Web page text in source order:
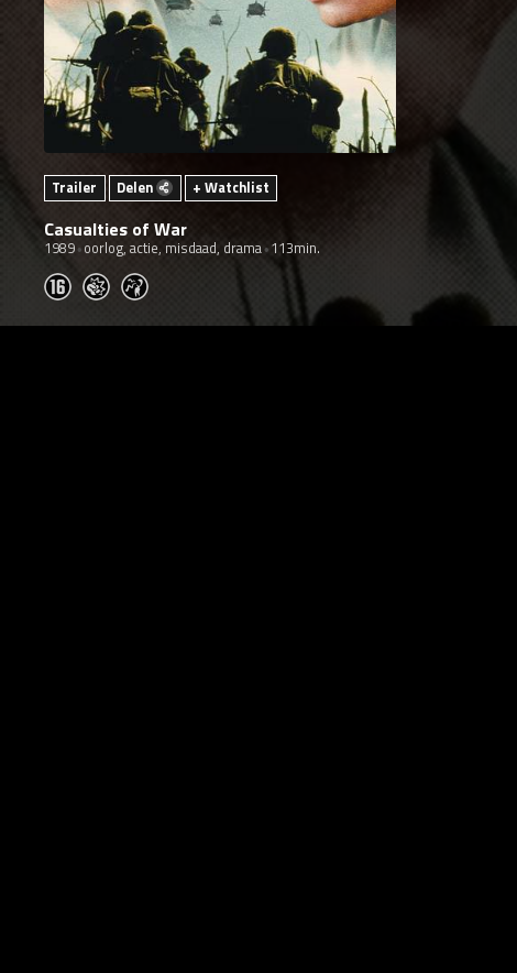
Trailer Delen + Watchlist
Casualties of War
1989 oorlog, actie, misdaad, drama 113min.